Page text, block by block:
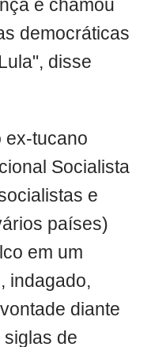
e chamou
democráticas
disse
ex-tucano
Socialista
e
países)
em um
indagado,
diante
de